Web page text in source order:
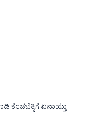
ಕೆಂಚಬೆಕ್ಕಿಗೆ ಏನಾಯ್ತು